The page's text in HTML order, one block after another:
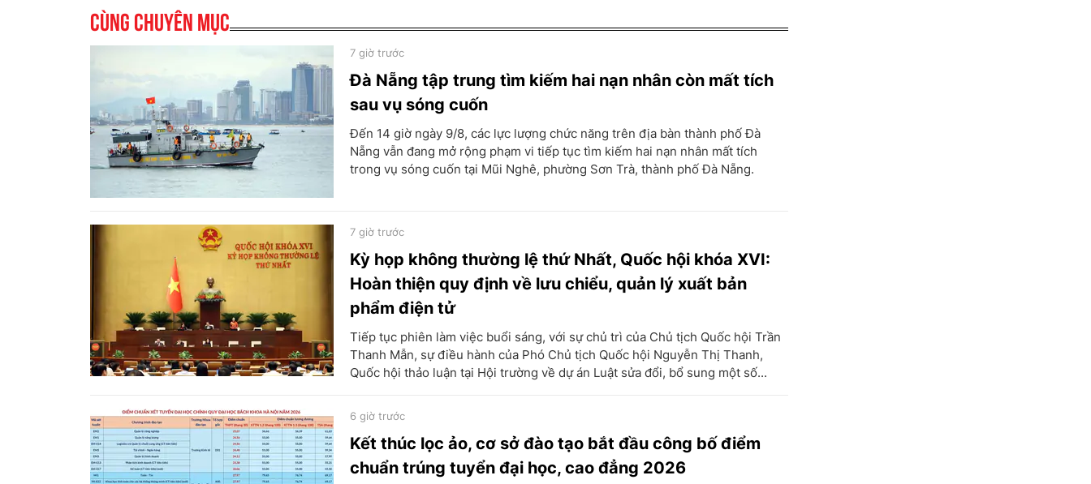
Cùng chuyên mục
Đà Nẵng tập trung tìm kiếm hai nạn nhân còn mất tích
sau vụ sóng cuốn
7 giờ trước
Đến 14 giờ ngày 9/8, các lực lượng chức năng trên địa bàn thành phố Đà
Nẵng vẫn đang mở rộng phạm vi tiếp tục tìm kiếm hai nạn nhân mất tích
trong vụ sóng cuốn tại Mũi Nghê, phường Sơn Trà, thành phố Đà Nẵng.
Kỳ họp không thường lệ thứ Nhất, Quốc hội khóa XVI:
Hoàn thiện quy định về lưu chiểu, quản lý xuất bản
phẩm điện tử
7 giờ trước
Tiếp tục phiên làm việc buổi sáng, với sự chủ trì của Chủ tịch Quốc hội Trần
Thanh Mẫn, sự điều hành của Phó Chủ tịch Quốc hội Nguyễn Thị Thanh,
Quốc hội thảo luận tại Hội trường về dự án Luật sửa đổi, bổ sung một số...
Kết thúc lọc ảo, cơ sở đào tạo bắt đầu công bố điểm
chuẩn trúng tuyển đại học, cao đẳng 2026
6 giờ trước